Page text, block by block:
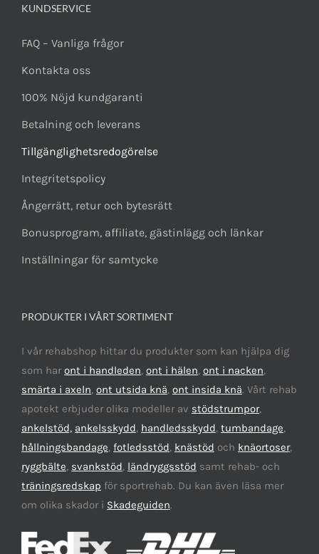
KUNDSERVICE
FAQ – Vanliga frågor
Kontakta oss
100% Nöjd kundgaranti
Betalning och leverans
Tillgänglighetsredogörelse
Integritetspolicy
Ångerrätt, retur och bytesrätt
Bonusprogram, affiliate, gästinlägg och länkar
Inställningar för samtycke
PRODUKTER I VÅRT SORTIMENT
I vår rehabshop hittar du produkter som kan hjälpa dig
som haront i handleden, ont i hälen, ont i nacken,
smärta i axeln, ont utsida knä, ont insida knä. Vårt rehab
apotekt erbjuder olika modeller av stödstrumpor,
ankelstöd, ankelsskydd, handledsskydd, tumbandage,
hållningsbandage, fotledsstöd, knästöd och knäortoser,
ryggbälte, svankstöd, ländryggsstöd samt rehab- och
träningsredskap för sportrehab. Du kan även läsa mer
om olika skador i Skadeguiden.